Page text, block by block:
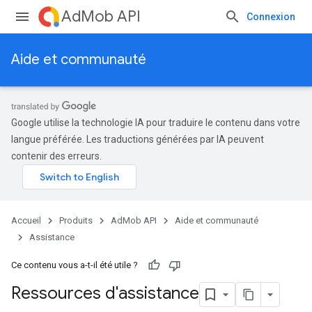
AdMob API Connexion
Aide et communauté
Google utilise la technologie IA pour traduire le contenu dans votre
langue préférée. Les traductions générées par IA peuvent
contenir des erreurs.
Accueil Produits AdMob API
Aide et communauté
Assistance
Ce contenu vous a-t-il été utile ?
Ressources d'assistance